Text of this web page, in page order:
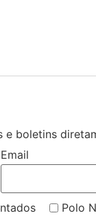
boletins
Email
Polo